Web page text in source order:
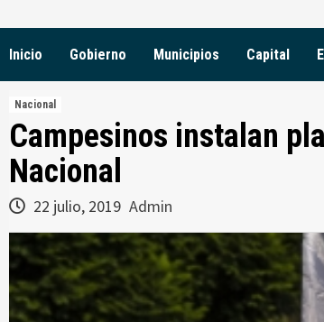
Inicio Gobierno Municipios Capital
Nacional
Campesinos instalan
Nacional
22 julio, 2019 Admin